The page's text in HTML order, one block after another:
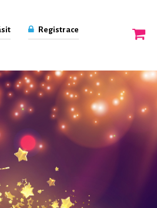
Registrace